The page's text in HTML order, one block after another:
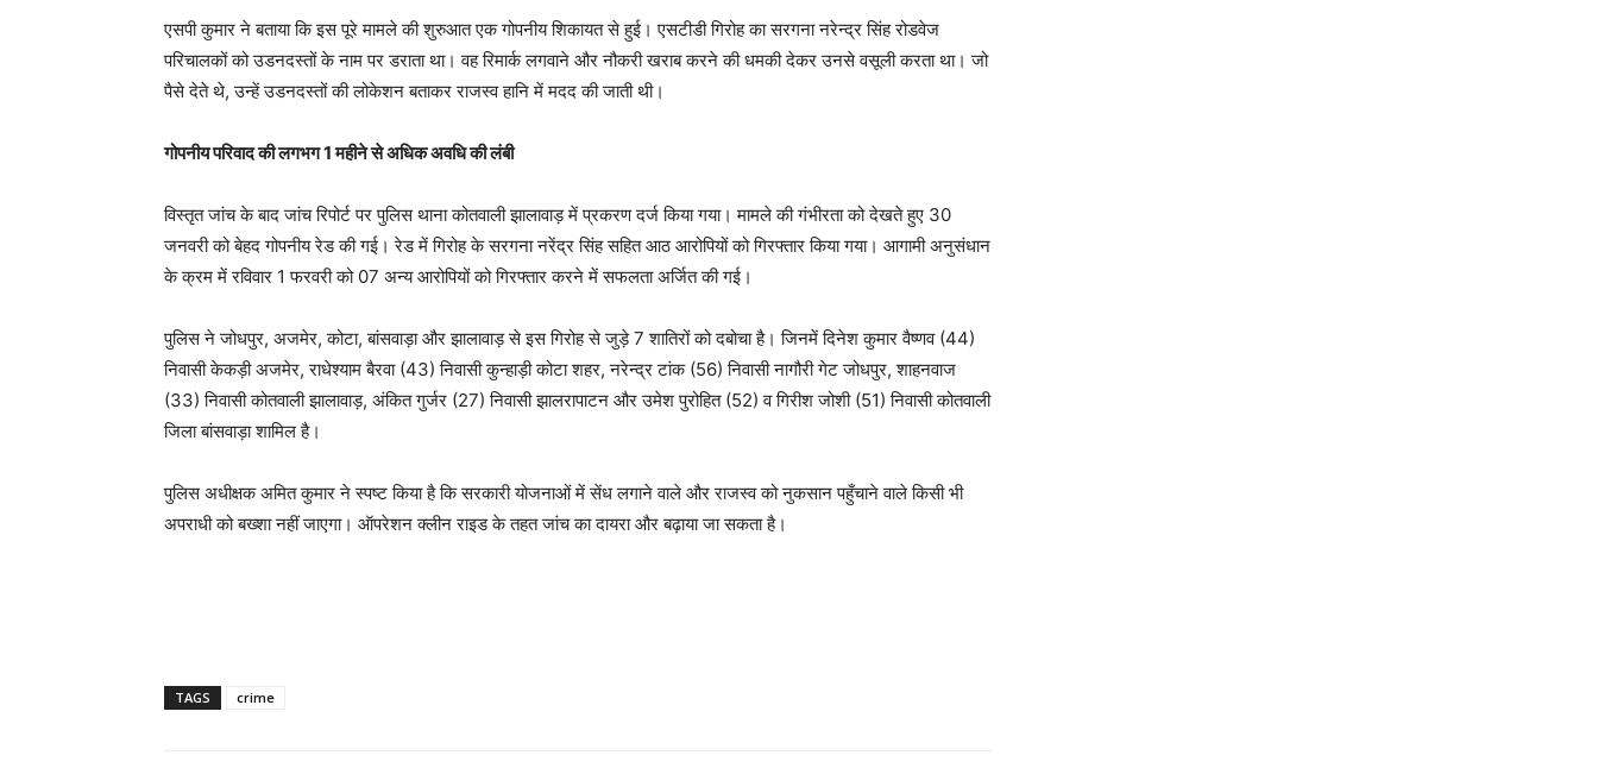
एसपी कुमार ने बताया कि इस पूरे मामले की शुरुआत एक गोपनीय शिकायत से हुई। एसटीडी गिरोह का सरगना नरेन्द्र सिंह रोडवेज
परिचालकों को उडनदस्तों के नाम पर डराता था। वह रिमार्क लगवाने और नौकरी खराब करने की धमकी देकर उनसे वसूली करता था। जो
पैसे देते थे, उन्हें उडनदस्तों की लोकेशन बताकर राजस्व हानि में मदद की जाती थी।
गोपनीय परिवाद की लगभग 1 महीने से अधिक अवधि की लंबी
विस्तृत जांच के बाद जांच रिपोर्ट पर पुलिस थाना कोतवाली झालावाड़ में प्रकरण दर्ज किया गया। मामले की गंभीरता को देखते हुए 30
जनवरी को बेहद गोपनीय रेड की गई। रेड में गिरोह के सरगना नरेंद्र सिंह सहित आठ आरोपियों को गिरफ्तार किया गया। आगामी अनुसंधान
के क्रम में रविवार 1 फरवरी को 07 अन्य आरोपियों को गिरफ्तार करने में सफलता अर्जित की गई।
पुलिस ने जोधपुर, अजमेर, कोटा, बांसवाड़ा और झालावाड़ से इस गिरोह से जुड़े 7 शातिरों को दबोचा है। जिनमें दिनेश कुमार वैष्णव (44)
निवासी केकड़ी अजमेर, राधेश्याम बैरवा (43) निवासी कुन्हाड़ी कोटा शहर, नरेन्द्र टांक (56) निवासी नागौरी गेट जोधपुर, शाहनवाज
(33) निवासी कोतवाली झालावाड़, अंकित गुर्जर (27) निवासी झालरापाटन और उमेश पुरोहित (52) व गिरीश जोशी (51) निवासी कोतवाली
जिला बांसवाड़ा शामिल है।
पुलिस अधीक्षक अमित कुमार ने स्पष्ट किया है कि सरकारी योजनाओं में सेंध लगाने वाले और राजस्व को नुकसान पहुँचाने वाले किसी भी
अपराधी को बख्शा नहीं जाएगा। ऑपरेशन क्लीन राइड के तहत जांच का दायरा और बढ़ाया जा सकता है।
TAGS crime